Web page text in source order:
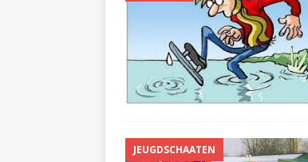
JEUGDSCHAATEN